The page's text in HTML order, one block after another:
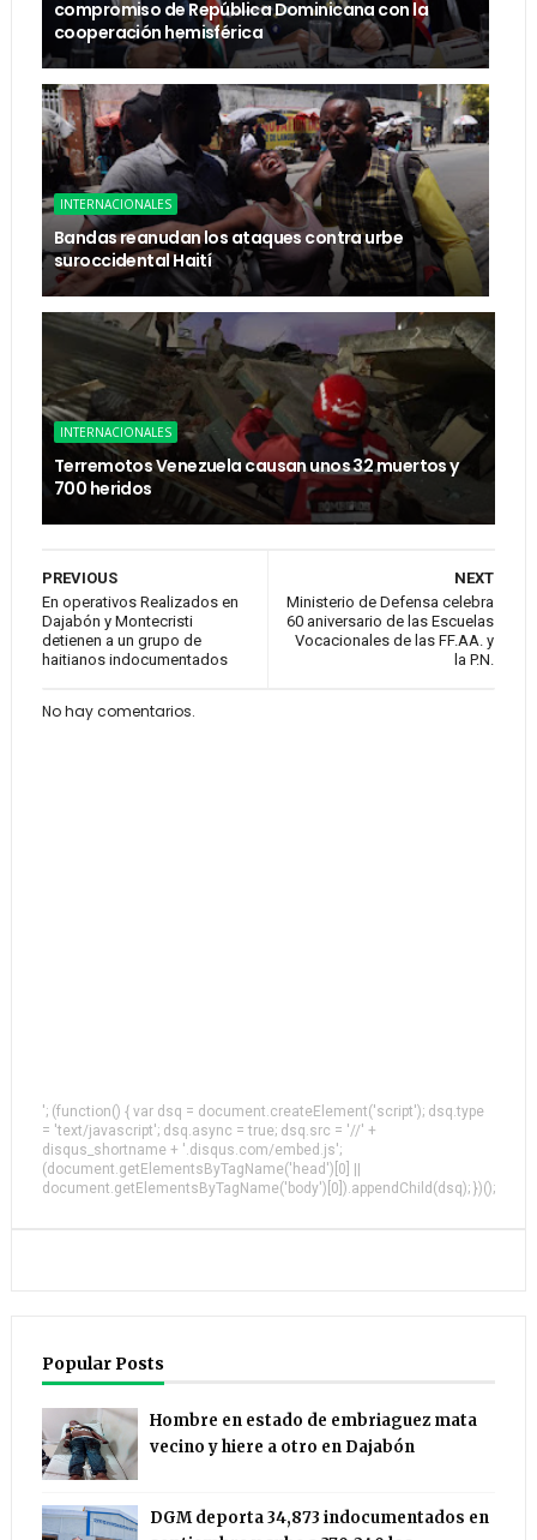
compromiso de República Dominicana con la
cooperación hemisférica
INTERNACIONALES
Bandas reanudan los ataques contra urbe
suroccidental Haití
INTERNACIONALES
Terremotos Venezuela causan unos 32 muertos y
700 heridos
NEXT
Ministerio de Defensa celebra
60 aniversario de las Escuelas
Vocacionales de las FF.AA. y
la P.N.
PREVIOUS
En operativos Realizados en
Dajabón y Montecristi
detienen a un grupo de
haitianos indocumentados
No hay comentarios.
'; (function() { var dsq = document.createElement('script'); dsq.type
= 'text/javascript'; dsq.async = true; dsq.src = '//' +
disqus_shortname + '.disqus.com/embed.js';
(document.getElementsByTagName('head')[0] ||
document.getElementsByTagName('body')[0]).appendChild(dsq); })();
Popular Posts
Hombre en estado de embriaguez mata
vecino y hiere a otro en Dajabón
DGM deporta 34,873 indocumentados en